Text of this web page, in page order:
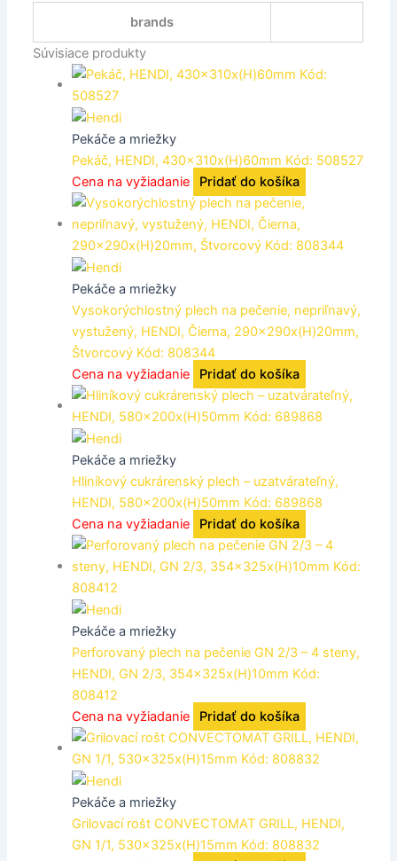
brands
Súvisiace produkty
Pekáče a mriežky
Pekáč, HENDI, 430x310x(H)60mm Kód: 508527
Cena na vyžiadanie
Pridať do košíka
Pekáče a mriežky
Vysokorýchlostný plech na pečenie, nepriľnavý,
vystužený, HENDI, Čierna, 290x290x(H)20mm,
Štvorcový Kód: 808344
Cena na vyžiadanie
Pridať do košíka
Pekáče a mriežky
Hliníkový cukrárenský plech – uzatvárateľný,
HENDI, 580x200x(H)50mm Kód: 689868
Cena na vyžiadanie
Pridať do košíka
Pekáče a mriežky
Perforovaný plech na pečenie GN 2/3 – 4 steny,
HENDI, GN 2/3, 354x325x(H)10mm Kód:
808412
Cena na vyžiadanie
Pridať do košíka
Pekáče a mriežky
Grilovací rošt CONVECTOMAT GRILL, HENDI,
GN 1/1, 530x325x(H)15mm Kód: 808832